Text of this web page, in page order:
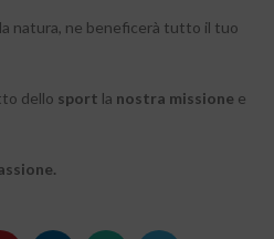
natura, ne beneficerà tutto il tuo
dello sport la nostra missione e